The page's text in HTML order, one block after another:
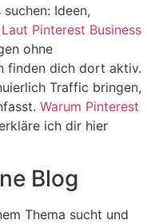
Ideen,
Laut Pinterest Business
ohne
finden dich dort aktiv.
Traffic bringen,
Warum Pinterest
ich dir hier
Blog
Thema sucht und